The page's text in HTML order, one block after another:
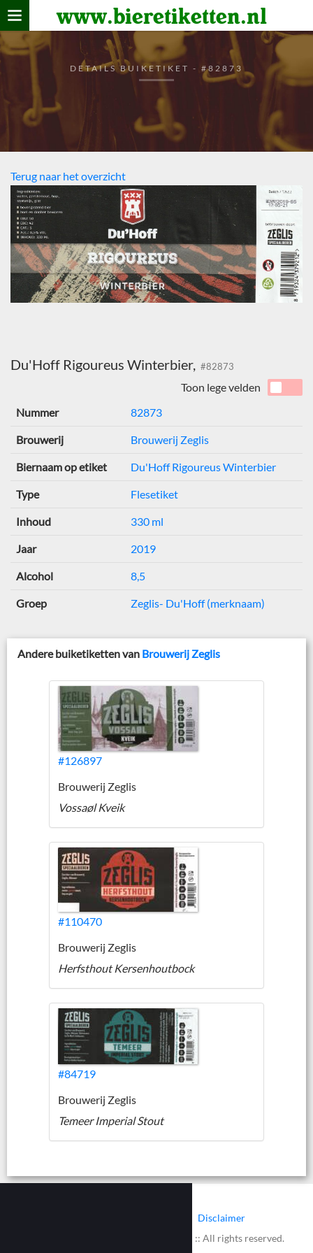
www.bieretiketten.nl
Home
verzamelen
De bierkaart
Bezoekers
DETAILS BUIKETIKET - #82873
Terug naar het overzicht
Du'Hoff Rigoureus Winterbier, #82873
Toon lege velden
Nummer
82873
Brouwerij Brouwerij Zeglis
Biernaam op etiket Du'Hoff Rigoureus Winterbier
Type Flesetiket
Inhoud 330 ml
Jaar 2019
Alcohol 8,5
Groep Zeglis- Du'Hoff (merknaam)
Andere buiketiketten van Brouwerij Zeglis
#126897
Brouwerij Zeglis
Vossaøl Kveik
#110470
Brouwerij Zeglis
Herfsthout Kersenhoutbock
#84719
Brouwerij Zeglis
Temeer Imperial Stout
Disclaimer
© 2002 - 2026 :: www.bieretiketten.nl :: All rights reserved.